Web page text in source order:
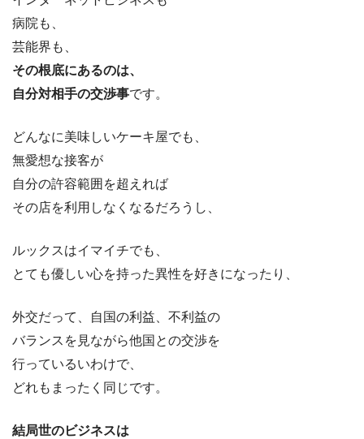
病院も、
芸能界も、
その根底にあるのは、
自分対相手の交渉事です。
どんなに美味しいケーキ屋でも、
無愛想な接客が
自分の許容範囲を超えれば
その店を利用しなくなるだろうし、
ルックスはイマイチでも、
とても優しい心を持った異性を好きになったり、
外交だって、自国の利益、不利益の
バランスを見ながら他国との交渉を
行っているいわけで、
どれもまったく同じです。
結局世のビジネスは